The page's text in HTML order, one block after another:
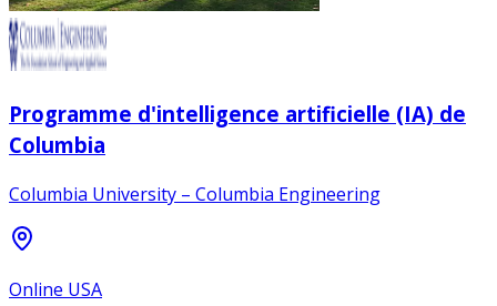
Programme d'intelligence artificielle (IA) de
Columbia
Columbia University – Columbia Engineering
Online USA